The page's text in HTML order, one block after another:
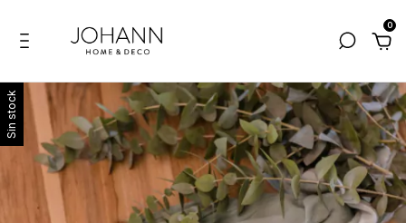
0
Sin stock